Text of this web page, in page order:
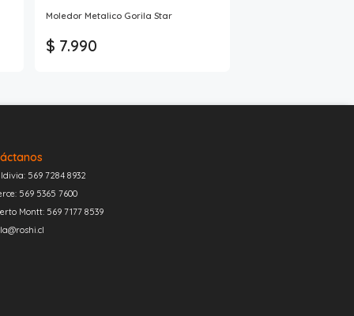
Moledor Metalico Gorila Star
$ 7.990
569 7284 8932
569 5365 7600
Montt: 569 7177 8539